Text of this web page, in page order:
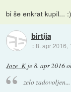
bi še enkrat kupil... :)
birtija
::8. apr 2016,
Joze_Kje8. apr 2016
zelo zadovoljen...